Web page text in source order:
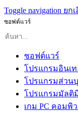
Toggle navigation ยก
ซอฟต์แวร์
ซอฟต์แวร์
โปรแกรมอินเท
โปรแกรมส่วน
โปรแกรมมัลติ
เกม PC คอมพิว